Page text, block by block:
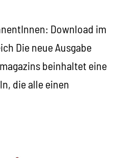
Download im
Die neue Ausgabe
beinhaltet eine
die alle einen